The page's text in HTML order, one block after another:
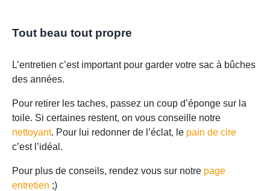
Tout beau tout propre
L’entretien c’est important pour garder votre sac à bûches
des années.
Pour retirer les taches, passez un coup d’éponge sur la
toile. Si certaines restent, on vous conseille notre
nettoyant. Pour lui redonner de l’éclat, le pain de cire
c’est l’idéal.
Pour plus de conseils, rendez vous sur notre page
entretien ;)